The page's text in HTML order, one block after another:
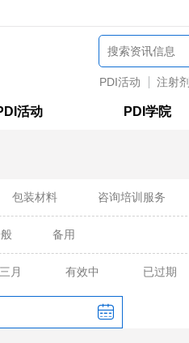
PDI活动 注射剂
活动 PDI学院
包装材料 咨询培训服务
备用
三月 有效中 已过期